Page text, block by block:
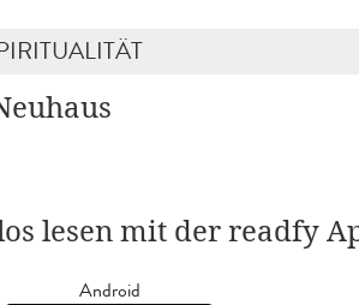
lesen mit der readfy
Android